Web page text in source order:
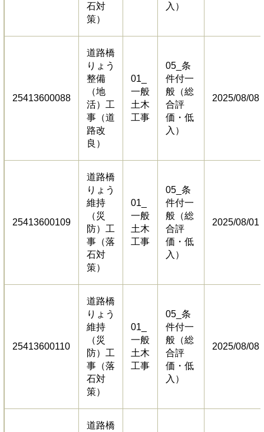
石対
策）
入）
25413600088
道路橋
りょう
整備
（地
活）工
事（道
路改
良）
01_
一般
土木
工事
05_条
件付一
般（総
合評
価・低
入）
2025/08/08
25413600109
道路橋
りょう
維持
（災
防）工
事（落
石対
策）
01_
一般
土木
工事
05_条
件付一
般（総
合評
価・低
入）
2025/08/01
25413600110
道路橋
りょう
維持
（災
防）工
事（落
石対
策）
01_
一般
土木
工事
05_条
件付一
般（総
合評
価・低
入）
2025/08/08
道路橋